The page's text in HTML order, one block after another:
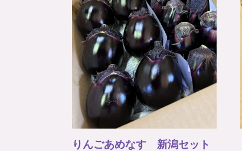
りんごあめなす 新潟セット